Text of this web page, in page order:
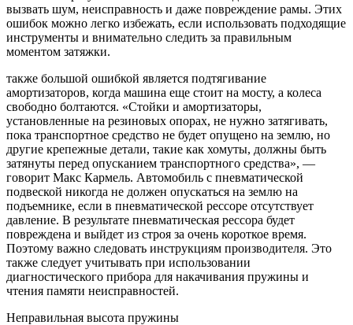
вызвать шум, неисправность и даже повреждение рамы. Этих
ошибок можно легко избежать, если использовать подходящие
инструменты и внимательно следить за правильным
моментом затяжки.
также большой ошибкой является подтягивание
амортизаторов, когда машина еще стоит на мосту, а колеса
свободно болтаются. «Стойки и амортизаторы,
установленные на резиновых опорах, не нужно затягивать,
пока транспортное средство не будет опущено на землю, но
другие крепежные детали, такие как хомуты, должны быть
затянуты перед опусканием транспортного средства», —
говорит Макс Кармель. Автомобиль с пневматической
подвеской никогда не должен опускаться на землю на
подъемнике, если в пневматической рессоре отсутствует
давление. В результате пневматическая рессора будет
повреждена и выйдет из строя за очень короткое время.
Поэтому важно следовать инструкциям производителя. Это
также следует учитывать при использовании
диагностического прибора для накачивания пружины и
чтения памяти неисправностей.
Неправильная высота пружины